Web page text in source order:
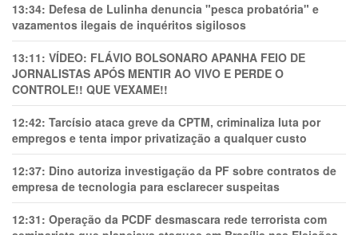
13:34: Defesa de Lulinha denuncia "pesca probatória" e
vazamentos ilegais de inquéritos sigilosos
13:11: VÍDEO: FLÁVIO BOLSONARO APANHA FEIO DE
JORNALISTAS APÓS MENTIR AO VIVO E PERDE O
CONTROLE!! QUE VEXAME!!
12:42: Tarcísio ataca greve da CPTM, criminaliza luta por
empregos e tenta impor privatização a qualquer custo
12:37: Dino autoriza investigação da PF sobre contratos de
empresa de tecnologia para esclarecer suspeitas
12:31: Operação da PCDF desmascara rede terrorista com